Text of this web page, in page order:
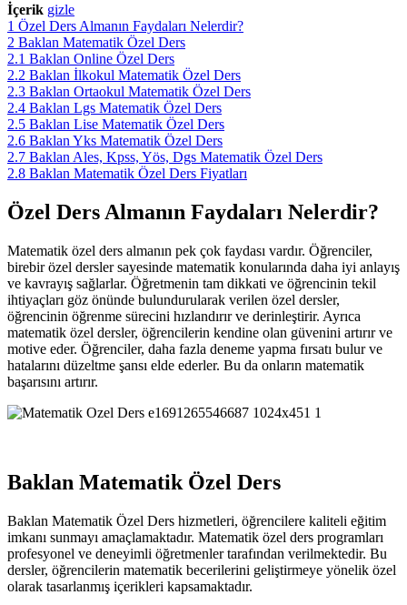
İçerik gizle
1 Özel Ders Almanın Faydaları Nelerdir?
2 Baklan Matematik Özel Ders
2.1 Baklan Online Özel Ders
2.2 Baklan İlkokul Matematik Özel Ders
2.3 Baklan Ortaokul Matematik Özel Ders
2.4 Baklan Lgs Matematik Özel Ders
2.5 Baklan Lise Matematik Özel Ders
2.6 Baklan Yks Matematik Özel Ders
2.7 Baklan Ales, Kpss, Yös, Dgs Matematik Özel Ders
2.8 Baklan Matematik Özel Ders Fiyatları
Özel Ders Almanın Faydaları Nelerdir?
Matematik özel ders almanın pek çok faydası vardır. Öğrenciler,
birebir özel dersler sayesinde matematik konularında daha iyi anlayış
ve kavrayış sağlarlar. Öğretmenin tam dikkati ve öğrencinin tekil
ihtiyaçları göz önünde bulundurularak verilen özel dersler,
öğrencinin öğrenme sürecini hızlandırır ve derinleştirir. Ayrıca
matematik özel dersler, öğrencilerin kendine olan güvenini artırır ve
motive eder. Öğrenciler, daha fazla deneme yapma fırsatı bulur ve
hatalarını düzeltme şansı elde ederler. Bu da onların matematik
başarısını artırır.
Baklan Matematik Özel Ders
Baklan Matematik Özel Ders hizmetleri, öğrencilere kaliteli eğitim
imkanı sunmayı amaçlamaktadır. Matematik özel ders programları
profesyonel ve deneyimli öğretmenler tarafından verilmektedir. Bu
dersler, öğrencilerin matematik becerilerini geliştirmeye yönelik özel
olarak tasarlanmış içerikleri kapsamaktadır.